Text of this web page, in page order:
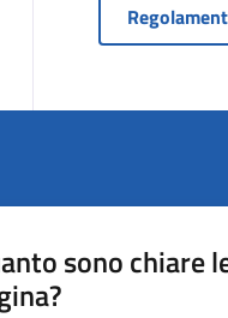
sono chiare